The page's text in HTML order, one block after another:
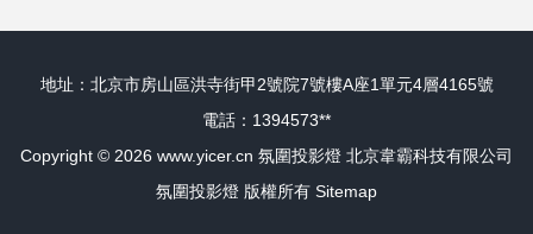
地址：北京市房山區洪寺街甲2號院7號樓A座1單元4層4165號
電話：1394573**
Copyright © 2026 www.yicer.cn 氛圍投影燈 北京韋霸科技有限公司
氛圍投影燈 版權所有 Sitemap